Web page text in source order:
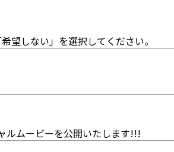
望しない」を選択してください。
ルムービーを公開いたします!!!